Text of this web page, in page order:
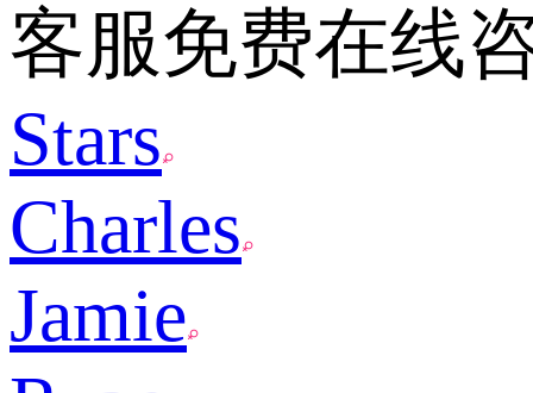
客服免费在线
Stars
Charles
Jamie